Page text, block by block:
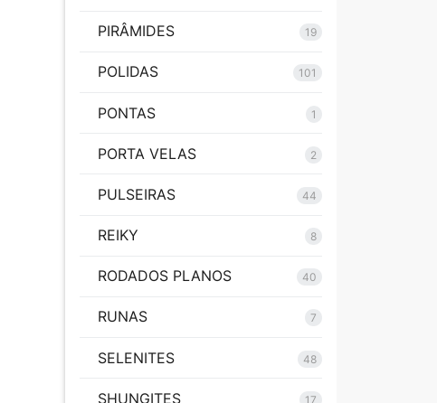
PIRÂMIDES 19
POLIDAS 101
PONTAS 1
PORTA VELAS 2
PULSEIRAS 44
REIKY 8
RODADOS PLANOS 40
RUNAS 7
SELENITES 48
SHUNGITES 17